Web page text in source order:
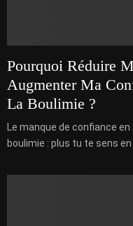
Pourquoi Réduire
Augmenter Ma
La Boulimie ?
Le manque de confiance
boulimie : plus tu te sens